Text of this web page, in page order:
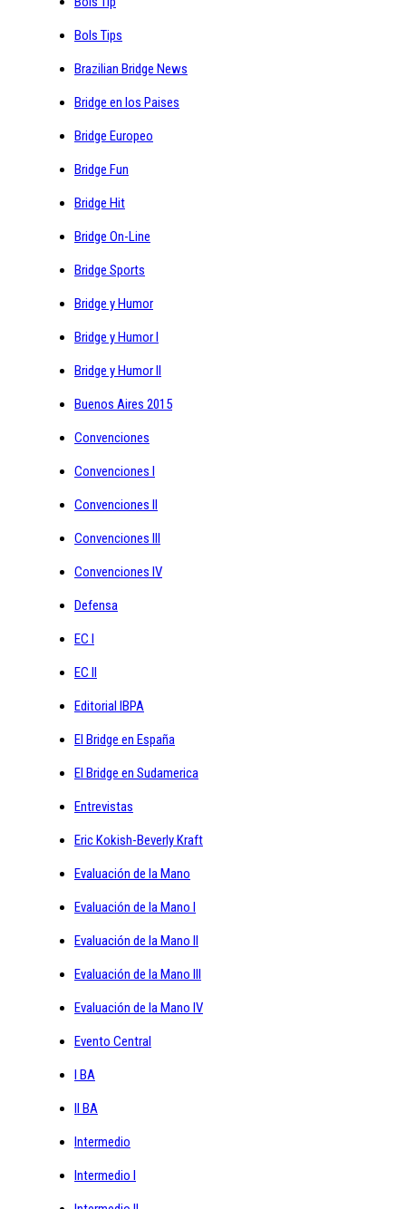
Bols Tips
Brazilian Bridge News
Bridge en los Paises
Bridge Europeo
Bridge Fun
Bridge Hit
Bridge On-Line
Bridge Sports
Bridge y Humor
Bridge y Humor I
Bridge y Humor II
Buenos Aires 2015
Convenciones
Convenciones I
Convenciones II
Convenciones III
Convenciones IV
Defensa
EC I
EC II
Editorial IBPA
El Bridge en España
El Bridge en Sudamerica
Entrevistas
Eric Kokish-Beverly Kraft
Evaluación de la Mano
Evaluación de la Mano I
Evaluación de la Mano II
Evaluación de la Mano III
Evaluación de la Mano IV
Evento Central
I BA
II BA
Intermedio
Intermedio I